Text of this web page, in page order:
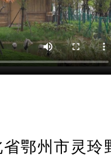
鄂州市灵玲